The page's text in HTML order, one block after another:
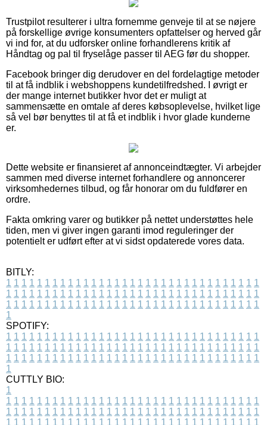
Trustpilot resulterer i ultra fornemme genveje til at se nøjere
på forskellige øvrige konsumenters opfattelser og herved går
vi ind for, at du udforsker online forhandlerens kritik af
Håndtag og pal til fryselåge passer til AEG før du shopper.
Facebook bringer dig derudover en del fordelagtige metoder
til at få indblik i webshoppens kundetilfredshed. I øvrigt er
der mange internet butikker hvor det er muligt at
sammensætte en omtale af deres købsoplevelse, hvilket lige
så vel bør benyttes til at få et indblik i hvor glade kunderne
er.
Dette website er finansieret af annonceindtægter. Vi arbejder
sammen med diverse internet forhandlere og annoncerer
virksomhedernes tilbud, og får honorar om du fuldfører en
ordre.
Fakta omkring varer og butikker på nettet understøttes hele
tiden, men vi giver ingen garanti imod reguleringer der
potentielt er udført efter at vi sidst opdaterede vores data.
BITLY:
1 1 1 1 1 1 1 1 1 1 1 1 1 1 1 1 1 1 1 1 1 1 1 1 1 1 1 1 1 1 1 1 1
1 1 1 1 1 1 1 1 1 1 1 1 1 1 1 1 1 1 1 1 1 1 1 1 1 1 1 1 1 1 1 1 1
1 1 1 1 1 1 1 1 1 1 1 1 1 1 1 1 1 1 1 1 1 1 1 1 1 1 1 1 1 1 1 1 1
1
SPOTIFY:
1 1 1 1 1 1 1 1 1 1 1 1 1 1 1 1 1 1 1 1 1 1 1 1 1 1 1 1 1 1 1 1 1
1 1 1 1 1 1 1 1 1 1 1 1 1 1 1 1 1 1 1 1 1 1 1 1 1 1 1 1 1 1 1 1 1
1 1 1 1 1 1 1 1 1 1 1 1 1 1 1 1 1 1 1 1 1 1 1 1 1 1 1 1 1 1 1 1 1
1
CUTTLY BIO:
1
1 1 1 1 1 1 1 1 1 1 1 1 1 1 1 1 1 1 1 1 1 1 1 1 1 1 1 1 1 1 1 1 1
1 1 1 1 1 1 1 1 1 1 1 1 1 1 1 1 1 1 1 1 1 1 1 1 1 1 1 1 1 1 1 1 1
1 1 1 1 1 1 1 1 1 1 1 1 1 1 1 1 1 1 1 1 1 1 1 1 1 1 1 1 1 1 1 1 1